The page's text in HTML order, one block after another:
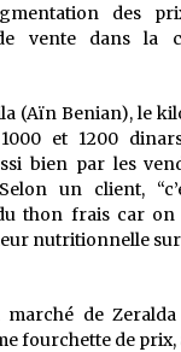
des
vente dans la
(Aïn Benian), le
et 1200
bien par les
un client,
thon frais car
nutritionnelle
marché de
fourchette de prix,